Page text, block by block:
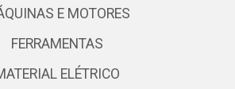
E MOTORES
FERRAMENTAS
ELÉTRICO